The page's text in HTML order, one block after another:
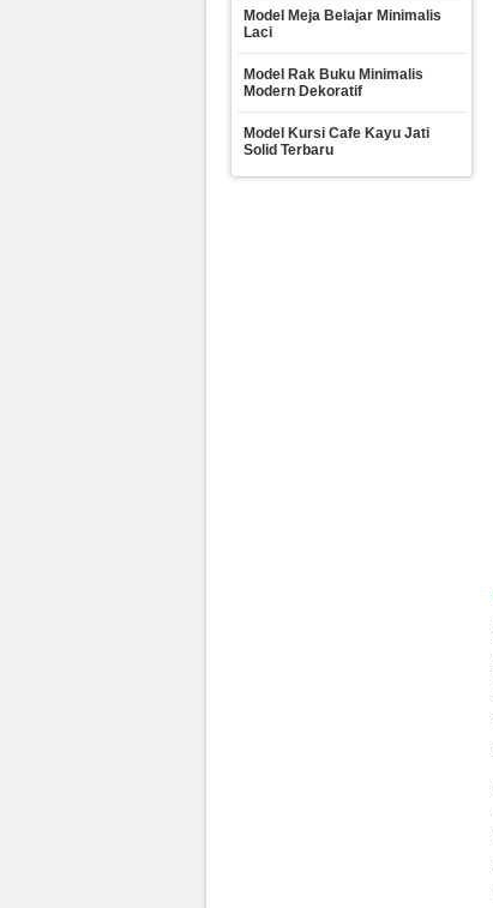
Model Meja Belajar Minimalis
Laci
Model Rak Buku Minimalis
Modern Dekoratif
Model Kursi Cafe Kayu Jati
Solid Terbaru